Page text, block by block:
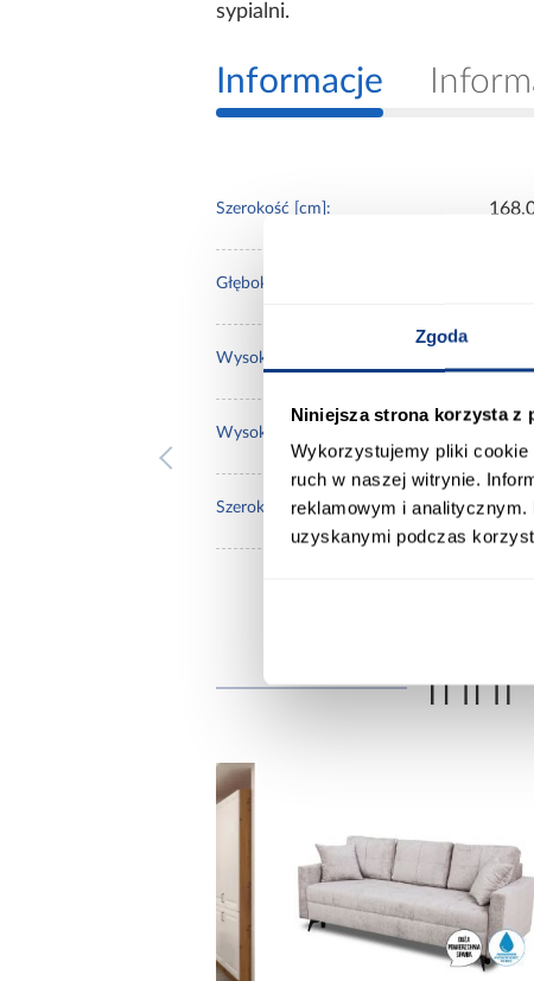
Zgoda
Niniejsza strona korzysta z
Wykorzystujemy pliki cookie
ruch w naszej witrynie.
reklamowym i
uzyskanymi podczas
sypialni.
Informacje
Szerokość [cm]:
Głębokość [cm]:
Wysokość [cm]:
Wysokość do siedziska [cm]:
Szerokość pow. spania [cm]:
Inni